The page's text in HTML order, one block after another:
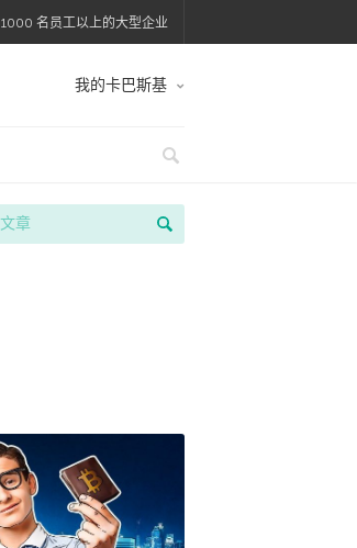
1000 名员工以上的大型企业
我的卡巴斯基